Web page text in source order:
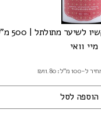
מתולתל | 500 מ"ל
מיי וואי
ל-100 מ"ל: ₪11.80
הוספה לסל